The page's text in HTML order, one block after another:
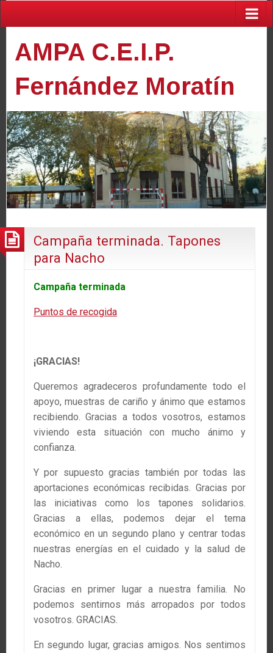
AMPA C.E.I.P.
Fernández Moratín
Campaña terminada. Tapones
para Nacho
Campaña terminada
Puntos de recogida
¡GRACIAS!
Queremos agradeceros profundamente todo el
apoyo, muestras de cariño y ánimo que estamos
recibiendo. Gracias a todos vosotros, estamos
viviendo esta situación con mucho ánimo y
confianza.
Y por supuesto gracias también por todas las
aportaciones económicas recibidas. Gracias por
las iniciativas como los tapones solidarios.
Gracias a ellas, podemos dejar el tema
económico en un segundo plano y centrar todas
nuestras energías en el cuidado y la salud de
Nacho.
Gracias en primer lugar a nuestra familia. No
podemos sentirnos más arropados por todos
vosotros. GRACIAS.
En segundo lugar, gracias amigos. Nos sentimos